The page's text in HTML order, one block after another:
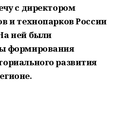
с директором
и технопарков России
ней были
формирования
развития